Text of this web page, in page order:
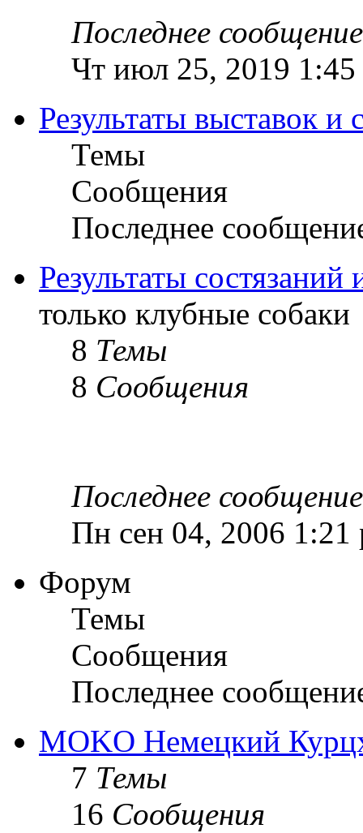
Последнее сообщение
Чт июл 25, 2019 1:45
Результаты выставок и
Темы
Сообщения
Последнее
Результаты
только клубные собаки
8 Темы
8 Сообщения
Последнее сообщение
Пн сен 04, 2006 1:21
Форум
Темы
Сообщения
Последнее
MOKO Немецкий
7 Темы
16 Сообщения